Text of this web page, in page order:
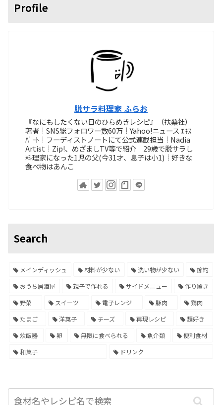
Profile
脱サラ料理家 ふらお
『なにもしたくない日のひらめきレシピ』（扶桑社）
著者┊SNS総フォロワー数60万┊Yahoo!ニュース ｴｷｽ
ﾊﾟｰﾄ┊フーディストノートにて公式連載担当┊Nadia
Artist┊Zip!、めざましTV等で紹介┊29歳で脱サラし
料理家になった1児の父(今31才、息子は小1)┊好きな
食べ物はあんこ
Search
メインディッシュ 材料が少ない 洗い物が少ない
節約
おうち居酒屋
親子で作れる サイドメニュー
作り置き
野菜
スイーツ 電子レンジ 豚肉
鶏肉
たまご
洋菓子 チーズ 再現レシピ
麺好き
炊飯器
卵 無限に食べられる 魚介類
便利食材
和菓子
ドリンク